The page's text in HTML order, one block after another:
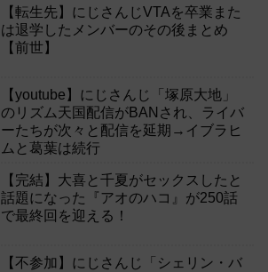
【転生先】にじさんじVTAを卒業また
は退学したメンバーのその後まとめ
【前世】
【youtube】にじさんじ「塚原大地」
のリズム天国配信がBANされ、ライバ
ーたちが次々と配信を延期→イブラヒ
ムと葛葉は続行
【完結】大喜と千夏がセックスしたと
話題になった『アオのハコ』が250話
で最終回を迎える！
【不参加】にじさんじ「シェリン・バ